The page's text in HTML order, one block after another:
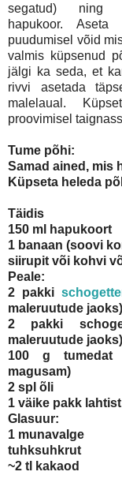
segatud) ning
hapukoor.
puudumisel võid
valmis küpsenud
jälgi ka seda, et
rivvi asetada
malelaual.
proovimisel
Tume põhi:
Samad ained, mis
Küpseta heleda
Täidis
150 ml hapukoort
1 banaan (soovi
siirupit või kohvi
Peale:
2 pakki
maleruutude jaoks)
2 pakki
maleruutude jaoks)
100 g tumedat
magusam)
2 spl õli
1 väike pakk
Glasuur:
1 munavalge
tuhksuhkrut
~2 tl kakaod